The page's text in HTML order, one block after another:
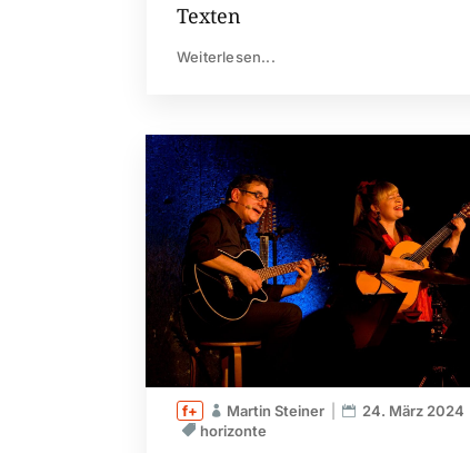
Texten
Weiterlesen...
Martin Steiner
24. März 2024
horizonte